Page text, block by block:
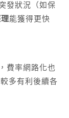
發狀況（如保
能獲得更快
費率網路化也
多有利後續各